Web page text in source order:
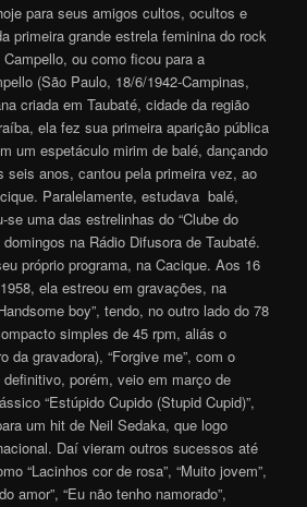
para seus amigos cultos, ocultos e
primeira grande estrela feminina do rock
ou como ficou para a
(São Paulo, 18/6/1942-Campinas,
criada em Taubaté, cidade da região
ela fez sua primeira aparição pública
um espetáculo mirim de balé, dançando
seis anos, cantou pela primeira vez, ao
Paralelamente, estudava balé,
se uma das estrelinhas do “Clube do
na Rádio Difusora de Taubaté.
próprio programa, na Cacique. Aos 16
ela estreou em gravações, na
boy”, tendo, no outro lado do 78
simples de 45 rpm, aliás o
da gravadora), “Forgive me”, com o
porém, veio em março de
“Estúpido Cupido (Stupid Cupid)”,
um hit de Neil Sedaka, que logo
Daí vieram outros sucessos até
“Lacinhos cor de rosa”, “Muito jovem”,
amor”, “Eu não tenho namorado”,